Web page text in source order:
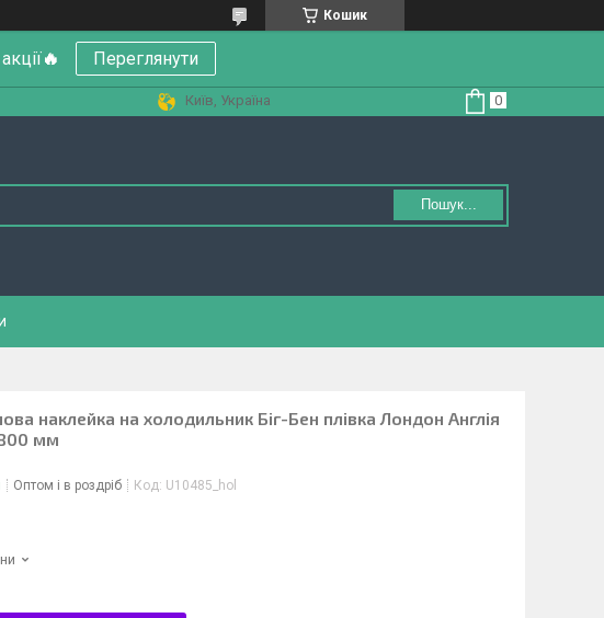
Кошик
🔥 Переглянути
Київ, Україна
Пошук...
наклейка на холодильник Біг-Бен плівка Лондон Англія
мм
Оптом і в роздріб Код: U10485_hol